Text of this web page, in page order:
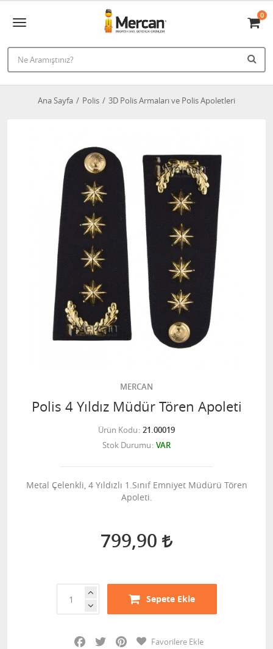
0
Ana Sayfa Polis 3D Polis Armaları ve Polis Apoletleri
MERCAN
Polis 4 Yıldız Müdür Tören Apoleti
Ürün Kodu 21.00019
Stok Durumu VAR
Metal Çelenkli, 4 Yıldızlı 1.Sınıf Emniyet Müdürü Tören
Apoleti.
799,90
Sepete Ekle
Facebook
Twitter PinterestFavorilere Ekle